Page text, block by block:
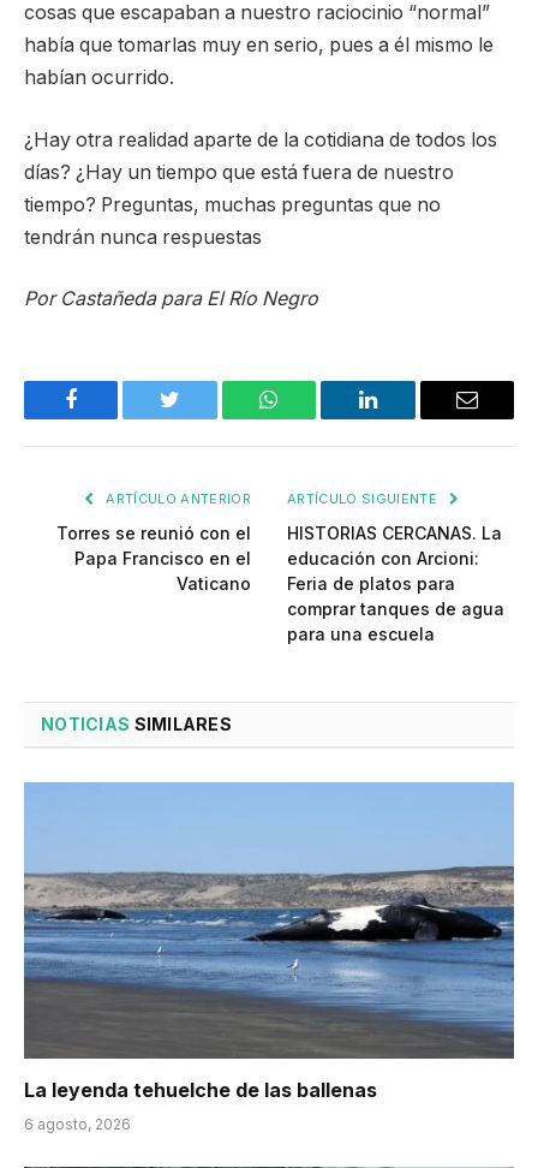
cosas que escapaban a nuestro raciocinio “normal”
había que tomarlas muy en serio, pues a él mismo le
habían ocurrido.
¿Hay otra realidad aparte de la cotidiana de todos los
días? ¿Hay un tiempo que está fuera de nuestro
tiempo? Preguntas, muchas preguntas que no
tendrán nunca respuestas
Por Castañeda para El Río Negro
Facebook Twitter WhatsApp LinkedIn Email
ARTÍCULO ANTERIOR
Torres se reunió con el
Papa Francisco en el
Vaticano
ARTÍCULO SIGUIENTE
HISTORIAS CERCANAS. La
educación con Arcioni:
Feria de platos para
comprar tanques de agua
para una escuela
NOTICIAS SIMILARES
La leyenda tehuelche de las ballenas
6 agosto, 2026